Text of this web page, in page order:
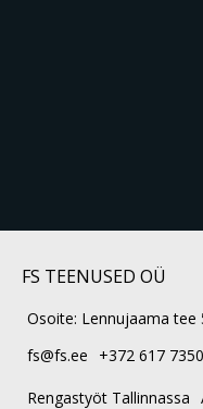
FS TEENUSED OÜ
Osoite: Lennujaama tee
fs@fs.ee
+372 617 7350
Rengastyöt Tallinnassa